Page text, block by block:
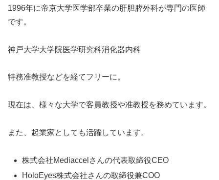
1996年に帝京大学医学部卒業の肝胆膵外科が専門の医師
です。
神戸大学大学院医学研究科消化器内科
特務准教授などを経てフリーに。
現在は、様々な大学で客員教授や准教授を務めています。
また、起業家としても活躍しています。
株式会社Mediaccelさんの代表取締役CEO
HoloEyes株式会社さんの取締役兼COO